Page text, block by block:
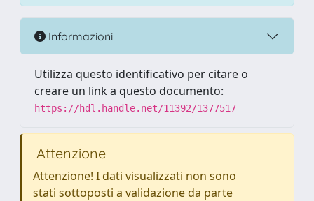
Informazioni
Utilizza questo identificativo per citare o
creare un link a questo documento:
https://hdl.handle.net/11392/1377517
Attenzione
Attenzione! I dati visualizzati non sono
stati sottoposti a validazione da parte